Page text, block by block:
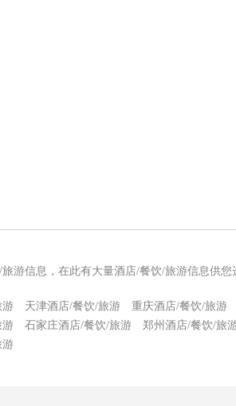
游信息，在此有大量酒店/餐饮/旅游信息供
游 天津酒店/餐饮/旅游 重庆酒店/餐饮/旅游
游 石家庄酒店/餐饮/旅游 郑州酒店/餐饮/旅
游